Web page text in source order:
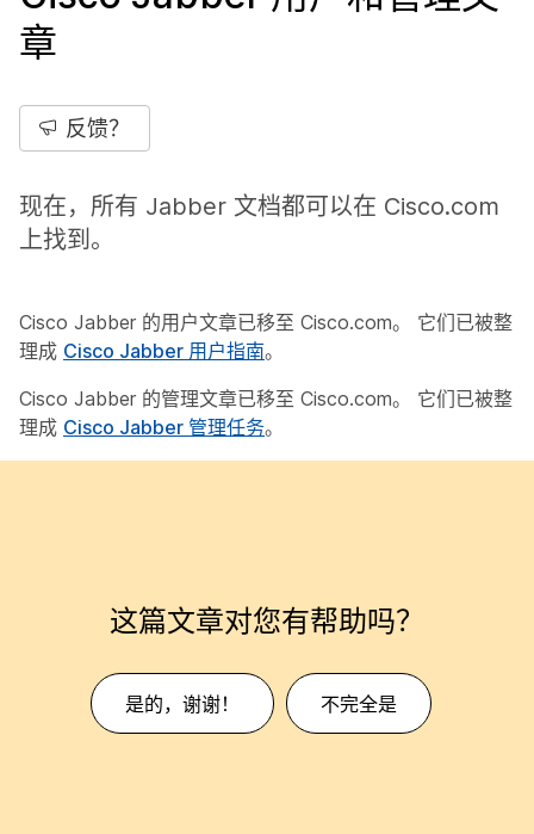
章
反馈？
现在，所有 Jabber 文档都可以在 Cisco.com
上找到。
Cisco Jabber 的用户文章已移至 Cisco.com。 它们已被整
理成 Cisco Jabber 用户指南。
Cisco Jabber 的管理文章已移至 Cisco.com。 它们已被整
理成 Cisco Jabber 管理任务。
这篇文章对您有帮助吗？
是的，谢谢！ 不完全是